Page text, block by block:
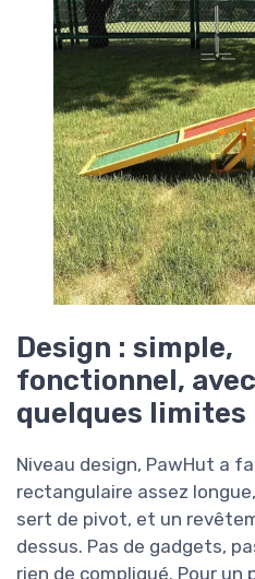
Design : simple,
fonctionnel, avec
quelques limites
Niveau design, PawHut a
rectangulaire assez
sert de pivot, et un
dessus. Pas de gadgets,
rien de compliqué. Pour un